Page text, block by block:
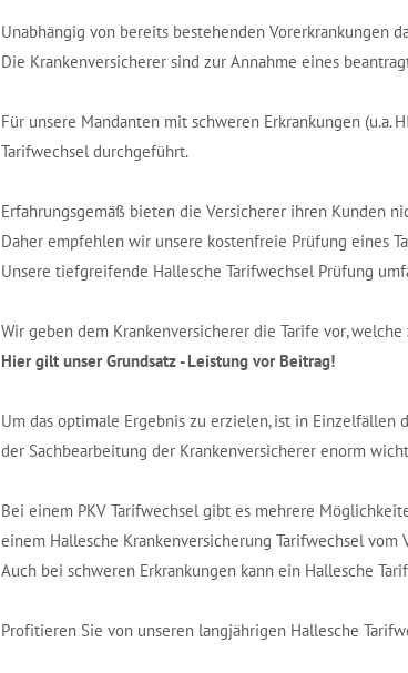
Unabhängig von bereits bestehenden Vorerkrankungen
Die Krankenversicherer sind zur Annahme eines
Für unsere Mandanten mit schweren Erkrankungen (u.a.
Tarifwechsel durchgeführt.
Erfahrungsgemäß bieten die Versicherer ihren Kunden
Daher empfehlen wir unsere kostenfreie Prüfung eines
Unsere tiefgreifende Hallesche Tarifwechsel Prüfung
Wir geben dem Krankenversicherer die Tarife vor,
Hier gilt unser Grundsatz - Leistung vor Beitrag!
Um das optimale Ergebnis zu erzielen, ist in
der Sachbearbeitung der Krankenversicherer enorm
Bei einem PKV Tarifwechsel gibt es mehrere
einem Hallesche Krankenversicherung Tarifwechsel
Auch bei schweren Erkrankungen kann ein Hallesche
Profitieren Sie von unseren langjährigen Hallesche